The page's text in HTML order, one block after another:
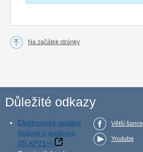
Na začátek stránky
Důležité odkazy
Elektronické podání
žádosti o podporu
(IS KP21+)
Větší šance
Youtube